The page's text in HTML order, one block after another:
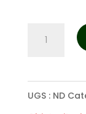
quantité
de
UGS : ND